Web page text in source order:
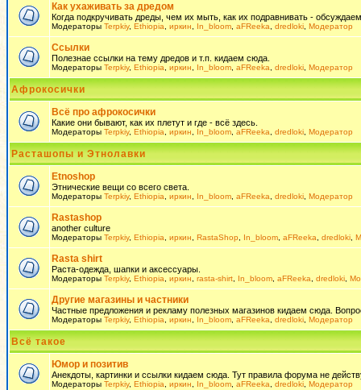
Как ухаживать за дредом
Когда подкручивать дреды, чем их мыть, как их подравнивать - обсуждаем
Модераторы Terpkiy, Ethiopia иркин In_bloom aFReeka dredloki Модератор
Ссылки
Полезнае ссылки на тему дредов и т.п. кидаем сюда.
Модераторы Terpkiy, Ethiopia иркин In_bloom aFReeka dredloki Модератор
Афрокосички
Всё про афрокосички
Какие они бывают, как их плетут и где - всё здесь.
Модераторы Terpkiy, Ethiopia иркин In_bloom aFReeka dredloki Модератор
Расташопы и Этнолавки
Etnoshop
Этнические вещи со всего света.
Модераторы Terpkiy, Ethiopia иркин In_bloom aFReeka dredloki Модератор
Rastashop
another culture
Модераторы Terpkiy, Ethiopia иркин RastaShop In_bloom aFReeka dredloki
Rasta shirt
Раста-одежда, шапки и аксессуары.
Модераторы Terpkiy, Ethiopia иркин rasta-shirt In_bloom aFReeka dredloki
Другие магазины и частники
Частные предложения и рекламу полезных магазинов кидаем сюда.
Модераторы Terpkiy, Ethiopia иркин In_bloom aFReeka dredloki Модератор
Всё такое
Юмор и позитив
Анекдоты, картинки и ссылки кидаем сюда. Тут правила форума не
Модераторы Terpkiy, Ethiopia иркин In_bloom aFReeka dredloki Модератор